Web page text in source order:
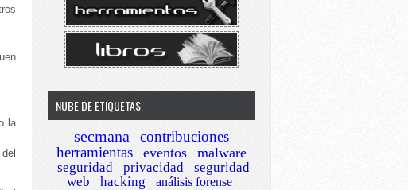
la
NUBE DE ETIQUETAS
secmana
contribuciones
herramientas
eventos malware
seguridad privacidad
seguridad
web
hacking
análisis forense